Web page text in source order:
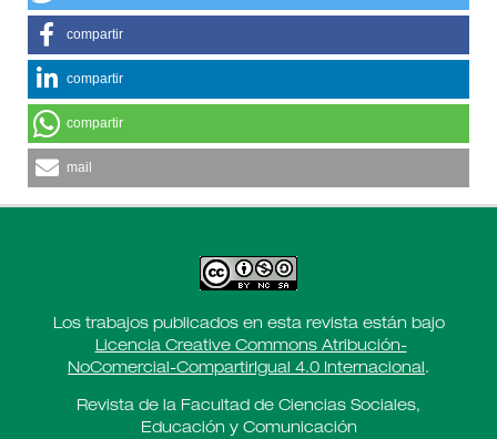
compartir
compartir
compartir
mail
Los trabajos publicados en esta revista están bajo
Licencia Creative Commons Atribución-
NoComercial-CompartirIgual 4.0 Internacional.
Revista de la Facultad de Ciencias Sociales,
Educación y Comunicación